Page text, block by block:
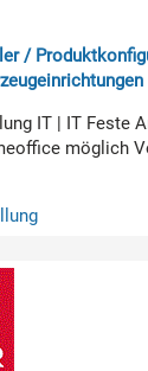
/
IT | IT Feste
möglich